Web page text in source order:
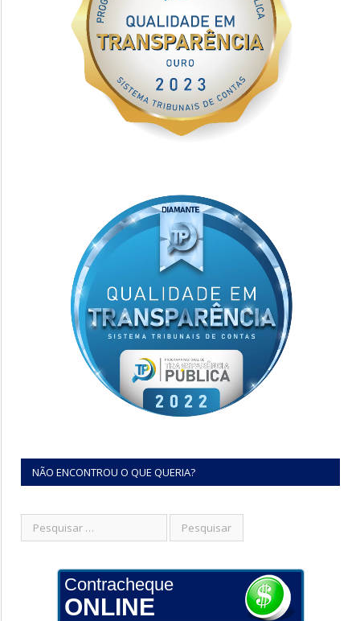
NÃO ENCONTROU O QUE QUERIA?
Contracheque
ONLINE